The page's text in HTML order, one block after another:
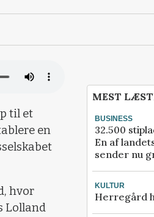
til et
en
hvor
Lolland
MEST
BUSINESS
32.500
En af
sender nu
KULTUR
Herregård